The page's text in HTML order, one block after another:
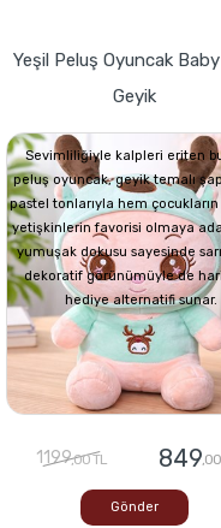
Yeşil Peluş Oyuncak
Geyik
Sevimliliğiyle kalpleri eriten
peluş oyuncak, geyik temalı
pastel tonlarıyla hem
yetişkinlerin favorisi olmaya
yumuşak dokusu sayesinde
dekoratif görünümüyle de
hediye alternatifi sunar.
1199,00 TL 849
Gönder